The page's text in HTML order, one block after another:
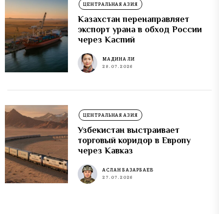
ЦЕНТРАЛЬНАЯ АЗИЯ
Казахстан перенаправляет
экспорт урана в обход России
через Каспий
МАДИНА ЛИ
28.07.2026
ЦЕНТРАЛЬНАЯ АЗИЯ
Узбекистан выстраивает
торговый коридор в Европу
через Кавказ
АСЛАН БАЗАРБАЕВ
27.07.2026